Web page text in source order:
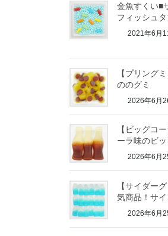
金魚すくい■
フィッシュ
2021年6月
【プリング
ののグミ
2026年6月
【ビッグコ
ーラ味のビ
2026年6月
【サイダー
気商品！サ
2026年6月